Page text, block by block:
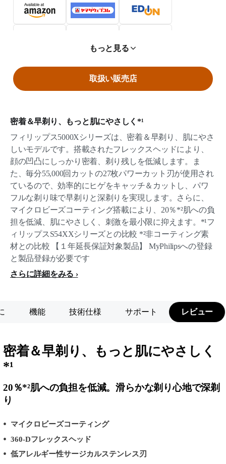
密着＆早剃り、もっと肌にやさしく*¹
フィリップス5000Xシリーズは、密着＆早剃り、肌にやさ
しいモデルです。搭載されたフレックスヘッドにより、
顔の凹凸にしっかり密着、剃り残しを低減します。ま
た、毎分55,000回カットの27枚パワーカット刃が使用され
ているので、効率的にヒゲをキャッチ＆カットし、パワ
フルな剃り味で早剃りと深剃りを実現します。さらに、
マイクロビーズコーティング搭載により、20％*²肌への負
担を低減、肌にやさしく、刺激を最小限に抑えます。*¹フ
ィリップスS54XXシリーズとの比較 *²非コーティング素
材との比較 【１年延長保証対象製品】 MyPhilipsへの登録
と製品登録が必要です
さらに詳細をみる
もっと見る
取扱い販売店
機能 技術仕様 サポート レビュー
密着＆早剃り、もっと肌にやさしく
*¹
20％*²肌への負担を低減。滑らかな剃り心地で深剃
り
マイクロビーズコーティング
360-Dフレックスヘッド
低アレルギー性サージカルステンレス刃